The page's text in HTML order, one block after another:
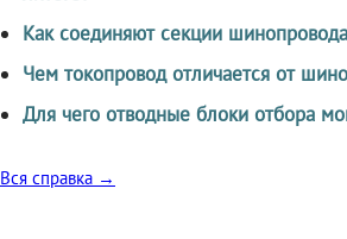
Как соединяют секции
Чем токопровод отличается от
Для чего отводные блоки отбора
Вся справка →